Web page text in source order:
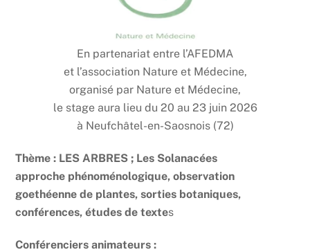
En partenariat entre l’AFEDMA
etl’association Nature etMédecine,
organisé par Nature et Médecine,
le stage aura lieu du 20 au 23 juin 2026
à Neufchâtel-en-Saosnois (72)
Thème : LES ARBRES ; Les Solanacées
approche phénoménologique, observation
goethéenne de plantes, sorties botaniques,
conférences, études de textes
Conférenciers animateurs :